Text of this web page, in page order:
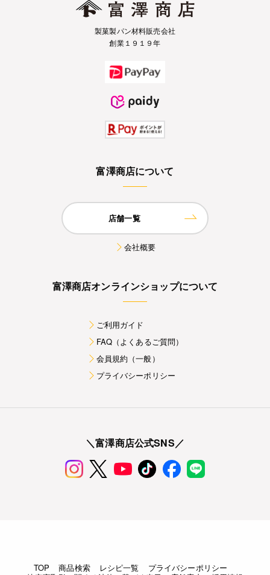
製菓製パン材料販売会社
創業１９１９年
富澤商店について
店舗一覧
会社概要
富澤商店オンラインショップについて
ご利用ガイド
FAQ（よくあるご質問）
会員規約（一般）
プライバシーポリシー
＼富澤商店公式SNS／
TOP 商品検索 レシピ一覧
プライバシーポリシー